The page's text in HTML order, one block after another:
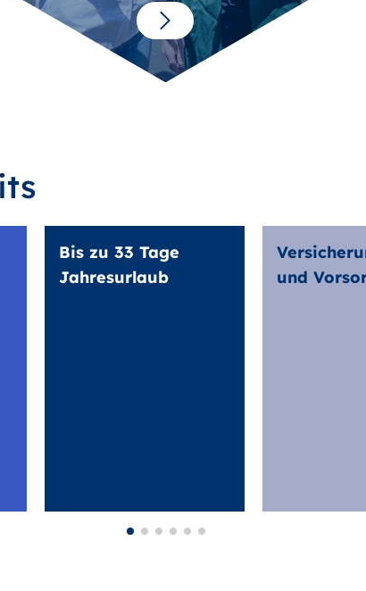
Bis zu 33 Tage
Jahresurlaub
und